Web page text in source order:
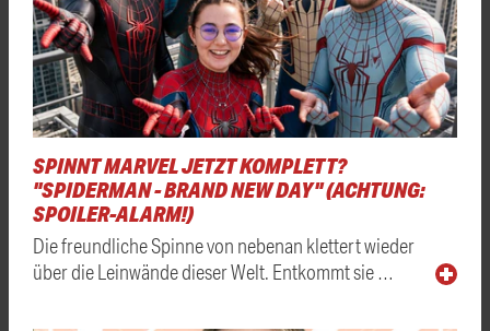
SPINNT MARVEL JETZT KOMPLETT?
"SPIDERMAN - BRAND NEW DAY" (ACHTUNG:
SPOILER-ALARM!)
Die freundliche Spinne von nebenan klettert wieder
über die Leinwände dieser Welt. Entkommt sie …